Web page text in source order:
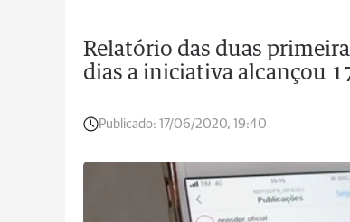
Relatório das duas
dias a iniciativa alcançou
Publicado: 17/06/2020, 19:40